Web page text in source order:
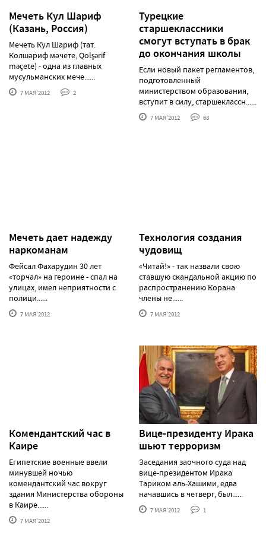
Мечеть Кул Шариф
(Казань, Россия)
Мечеть Кул Шариф (тат.
Колшәриф мәчете, Qolşərif
məçete) ‒ одна из главных
мусульманских мече......
7 МАЯ'2012 2
Турецкие
старшеклассники
смогут вступать в брак
до окончания школы
Если новый пакет регламентов,
подготовленный
министерством образования,
вступит в силу, старшеклассн......
7 МАЯ'2012 68
Мечеть дает надежду
наркоманам
Фейсал Фахарудин 30 лет
«торчал» на героине - спал на
улицах, имел неприятности с
полици......
7 МАЯ'2012
Технология создания
чудовищ
«Читай!» - так назвали свою
ставшую скандальной акцию по
распространению Корана
члены не......
7 МАЯ'2012
Комендантский час в
Каире
Египетские военные ввели
минувшей ночью
комендантский час вокруг
здания Министерства обороны
в Каире......
7 МАЯ'2012
Вице-президенту Ирака
шьют терроризм
Заседания заочного суда над
вице-президентом Ирака
Тариком аль-Хашими, едва
начавшись в четверг, был......
7 МАЯ'2012 1